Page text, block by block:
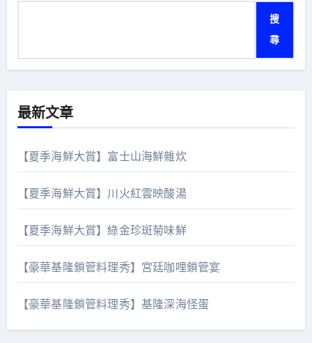
搜
尋
最新文章
【夏季海鮮大賞】富士山海鮮雜炊
【夏季海鮮大賞】川火紅雲映酸湯
【夏季海鮮大賞】綠金珍斑菊味鮮
【豪華基隆鎖管料理秀】宮廷咖哩鎖管宴
【豪華基隆鎖管料理秀】基隆深海怪蛋